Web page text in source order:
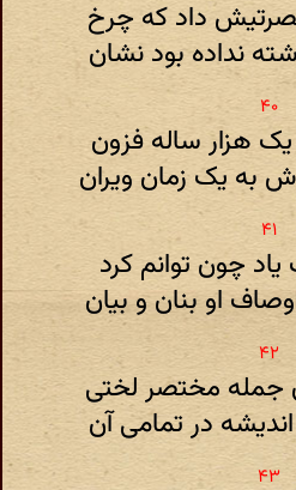
داد که چرخ
نداده بود نشان
هزار ساله فزون
به یک زمان ویران
چون توانم کرد
او بنان و بیان
جمله مختصر لختی
در تمامی آن